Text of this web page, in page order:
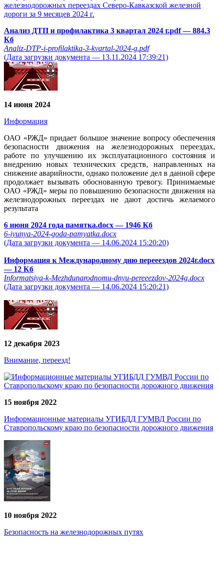
железнодорожных переездах Северо-Кавказской железной
дороги за 9 месяцев 2024 г.
Анализ ДТП и профилактика 3 квартал 2024 г.pdf— 884.3
Кб
Analiz-DTP-i-profilaktika-3-kvartal-2024-g.pdf
(Дата загрузки документа — 13.11.2024 17:39:21)
14 июня 2024
Информация
ОАО «РЖД» придает большое значение вопросу обеспечения
безопасности движения на железнодорожных переездах,
работе по улучшению их эксплуатационного состояния и
внедрению новых технических средств, направленных на
снижение аварийности, однако положение дел в данной сфере
продолжает вызывать обоснованную тревогу. Принимаемые
ОАО «РЖД» меры по повышению безопасности движения на
железнодорожных переездах не дают достичь желаемого
результата
6 июня 2024 года памятка.docx— 1946 Кб
6-iyunya-2024-goda-pamyatka.docx
(Дата загрузки документа — 14.06.2024 15:20:20)
Информация к Международному дню перееездов 2024г.docx
— 12 Кб
Informatsiya-k-Mezhdunarodnomu-dnyu-pereeezdov-2024g.docx
(Дата загрузки документа — 14.06.2024 15:20:21)
12 декабря 2023
Внимание, переезд!
15 ноября 2022
Информационные материалы УГИБДД ГУМВД России по
Ставропольскому краю по безопасности дорожного движения
10 ноября 2022
Безопасность на железнодорожных путях